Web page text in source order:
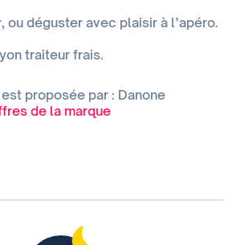
ou déguster avec plaisir à l’apéro.
traiteur frais.
proposée par : Danone
de la marque